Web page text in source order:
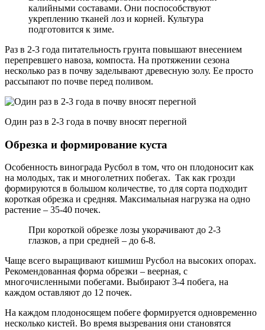
калийными составами. Они поспособствуют
укреплению тканей лоз и корней. Культура
подготовится к зиме.
Раз в 2-3 года питательность грунта повышают внесением
перепревшего навоза, компоста. На протяжении сезона
несколько раз в почву заделывают древесную золу. Ее просто
рассыпают по почве перед поливом.
Один раз в 2-3 года в почву вносят перегной
Обрезка и формирование куста
Особенность винограда Русбол в том, что он плодоносит как
на молодых, так и многолетних побегах. Так как грозди
формируются в большом количестве, то для сорта подходит
короткая обрезка и средняя. Максимальная нагрузка на одно
растение – 35-40 почек.
При короткой обрезке лозы укорачивают до 2-3
глазков, а при средней – до 6-8.
Чаще всего выращивают кишмиш Русбол на высоких опорах.
Рекомендованная форма обрезки – веерная, с
многочисленными побегами. Выбирают 3-4 побега, на
каждом оставляют до 12 почек.
На каждом плодоносящем побеге формируется одновременно
несколько кистей. Во время вызревания они становятся